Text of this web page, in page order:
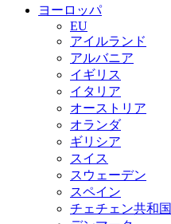
ヨーロッパ
EU
アイルランド
アルバニア
イギリス
イタリア
オーストリア
オランダ
ギリシア
スイス
スウェーデン
スペイン
チェチェン共和国